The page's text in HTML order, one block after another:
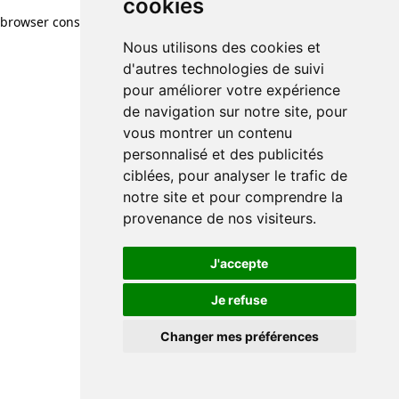
cookies
Nous utilisons des cookies et
d'autres technologies de suivi
pour améliorer votre expérience
de navigation sur notre site, pour
vous montrer un contenu
personnalisé et des publicités
ciblées, pour analyser le trafic de
notre site et pour comprendre la
provenance de nos visiteurs.
J'accepte
Je refuse
Changer mes préférences
browser console for more information)